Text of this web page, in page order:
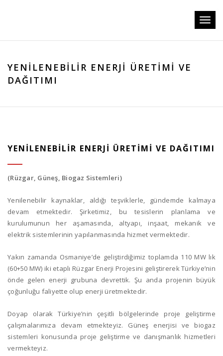
Toggle
YENILENEBILIR ENERJI ÜRETIMI VE
DAĞITIMI
YENILENEBILIR ENERJI ÜRETIMI VE DAĞITIMI
(Rüzgar, Güneş, Biogaz Sistemleri)
Yenilenebilir kaynaklar, aldığı teşviklerle, gündemde kalmaya
devam etmektedir. Şirketimiz, bu tesislerin planlama ve
kurulumunun her aşamasında, altyapı, inşaat, mekanik ve
elektrik sistemlerinin yapılanmasında hizmet vermektedir.
Yakın zamanda Osmaniye’de geliştirdiğimiz toplamda 110 MW lık
(60+50 MW) iki etaplı Rüzgar Enerji Projesini geliştirerek Türkiye’nin
önde gelen enerji grubuna devrettik. Şu anda projenin büyük
çoğunluğu faliyette olup enerji üretmektedir.
Doyap olarak Türkiye’nin çeşitli bölgelerinde proje geliştirme
çalışmalarımıza devam etmekteyiz. Güneş enerjisi ve biogaz
sistemleri konusunda proje geliştirme ve danışmanlık hizmetleri
vermekteyiz.